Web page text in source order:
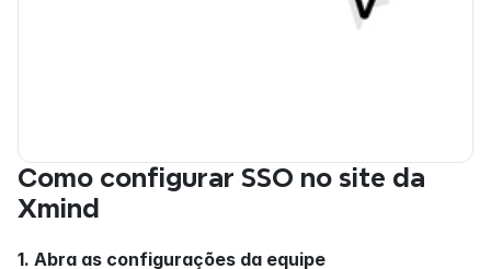
Como configurar SSO no site da
Xmind
1. Abra as configurações da equipe